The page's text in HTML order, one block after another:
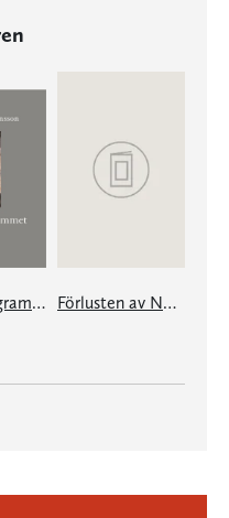
Senecaprogrammet Förlusten av Norge